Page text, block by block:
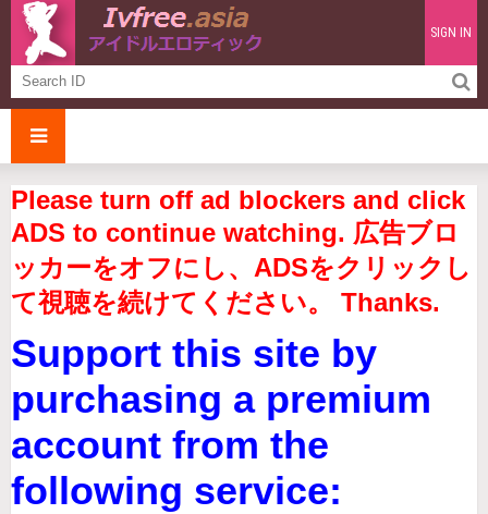
SIGN IN
Please turn off ad blockers and click
ADS to continue watching. 広告ブロ
ッカーをオフにし、ADSをクリックし
て視聴を続けてください。 Thanks.
Support this site by
purchasing a premium
account from the
following service: